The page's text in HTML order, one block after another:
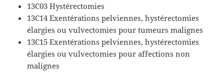
13C03 Hystérectomies
13C14 Exentérations pelviennes, hystérectomies
élargies ou vulvectomies pour tumeurs malignes
13C15 Exentérations pelviennes, hystérectomies
élargies ou vulvectomies pour affections non
malignes